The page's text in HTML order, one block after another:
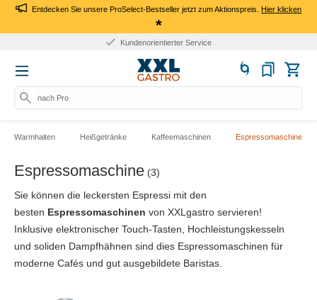
Entdecken Sie unsere ProSelect-Bestseller jetzt zum Aktionspreis.Hier klicken
*
Kundenorientierter Service
nach Prod
Warmhalten Heißgetränke Kaffeemaschinen Espressomaschine
Espressomaschine (3)
Sie können die leckersten Espressi mit den
besten Espressomaschinen von XXLgastro servieren!
Inklusive elektronischer Touch-Tasten, Hochleistungskesseln
und soliden Dampfhähnen sind dies Espressomaschinen für
moderne Cafés und gut ausgebildete Baristas.